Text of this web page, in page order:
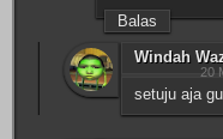
Balas
Windah
20
setuju aja